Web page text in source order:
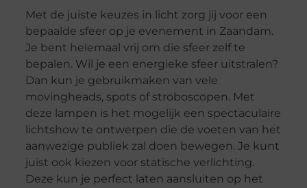
Met de juiste keuzes in licht zorg jij voor een
bepaalde sfeer op je evenement in Zaandam.
Je bent helemaal vrij om die sfeer zelf te
bepalen. Wil je een energieke sfeer uitstralen?
Dan kun je gebruikmaken van vele
movingheads, spots of stroboscopen. Met
deze lampen is het mogelijk een spectaculaire
lichtshow te ontwerpen die de voeten van het
aanwezige publiek zal doen bewegen. Je kunt
juist ook kiezen voor statische verlichting.
Deze kun je perfect laten aansluiten op het